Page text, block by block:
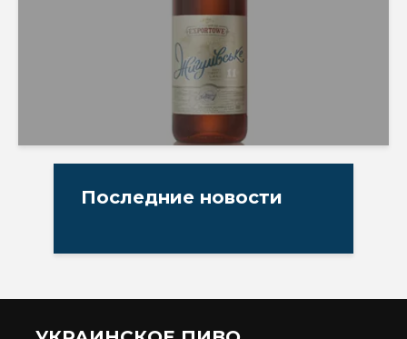
Последние новости